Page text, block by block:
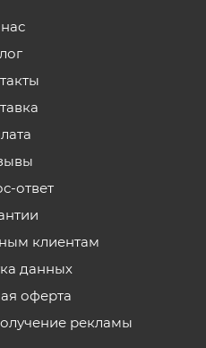
ответ
клиентам
данных
оферта
рекламы